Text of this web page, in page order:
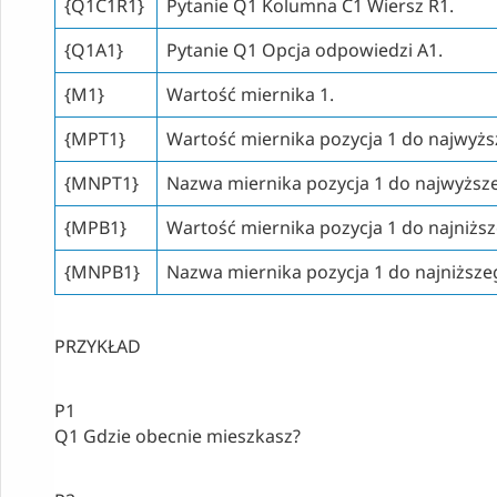
{Q1C1R1}
Pytanie Q1 Kolumna C1 Wiersz R1.
{Q1A1}
Pytanie Q1 Opcja odpowiedzi A1.
{M1}
Wartość miernika 1.
{MPT1}
Wartość miernika pozycja 1 do
{MNPT1}
Nazwa miernika pozycja 1 do
{MPB1}
Wartość miernika pozycja 1 do
{MNPB1}
Nazwa miernika pozycja 1 do
PRZYKŁAD
P1
Q1 Gdzie obecnie mieszkasz?